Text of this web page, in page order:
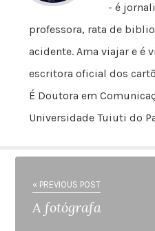
- é
professora, rata de
acidente. Ama viajar e é
escritora oficial dos
É Doutora em
Universidade Tuiuti do
« PREVIOUS POST
A fotógrafa